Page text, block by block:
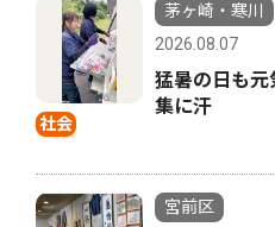
社会
茅ヶ崎・寒川
2026.08.07
猛暑の日も
集に汗
宮前区